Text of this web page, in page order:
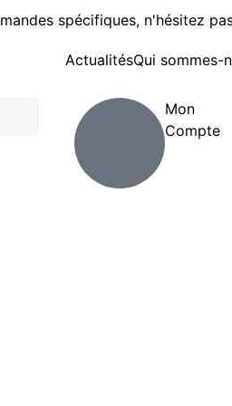
spécifiques, n'hésitez
ActualitésQui sommes-
Mon
Compte